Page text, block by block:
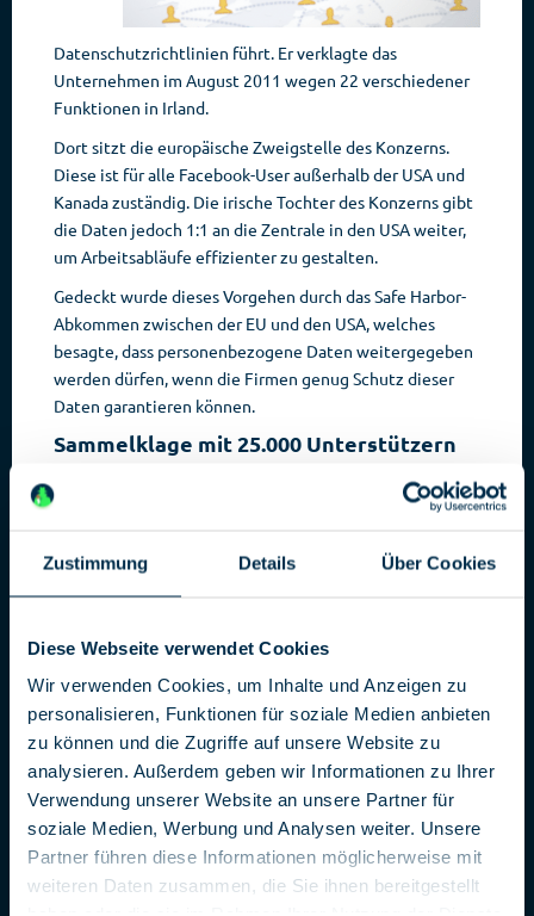
Zustimmung Details Über Cookies
Diese Webseite verwendet Cookies
Wir verwenden Cookies, um Inhalte und Anzeigen zu
personalisieren, Funktionen für soziale Medien anbieten
zu können und die Zugriffe auf unsere Website zu
analysieren. Außerdem geben wir Informationen zu Ihrer
Verwendung unserer Website an unsere Partner für
soziale Medien, Werbung und Analysen weiter. Unsere
Partner führen diese Informationen möglicherweise mit
weiteren Daten zusammen, die Sie ihnen bereitgestellt
Datenschutzrichtlinien führt. Er verklagte das
Unternehmen im August 2011 wegen 22 verschiedener
Funktionen in Irland.
Dort sitzt die europäische Zweigstelle des Konzerns.
Diese ist für alle Facebook-User außerhalb der USA und
Kanada zuständig. Die irische Tochter des Konzerns gibt
die Daten jedoch 1:1 an die Zentrale in den USA weiter,
um Arbeitsabläufe effizienter zu gestalten.
Gedeckt wurde dieses Vorgehen durch das Safe Harbor-
Abkommen zwischen der EU und den USA, welches
besagte, dass personenbezogene Daten weitergegeben
werden dürfen, wenn die Firmen genug Schutz dieser
Daten garantieren können.
Sammelklage mit 25.000 Unterstützern
Als aber im Juni 2013 Edward Snowden das NSA-
Programm PRISM offenlegte, zeigte sich, dass die Daten
Behörden vereinnahmt zu werden. Schrems zog die
Kooperation zeigten.
Im selben jahr wurde in Wien eine Sammelklage gegen
Facebook mit 25.000 Unterstützern eingebracht. Nach
erstinstanzlichem Urteil, dass das Landesgericht Wien
nicht zuständig sei, wurde der Fall an den Europäischen
Gerichtshof in Luxemburg übergeben. Dieser folgte
2015 Schrems Beschwerde und erklärte das Safe Harbour
Abkommen für ungültig. Nicht einmal ein Jahr später
ersetzte das EU-US Privacy Shield Abkommen das Safe
Harbor Abkommen – ohne die datenschutzrechtlichen